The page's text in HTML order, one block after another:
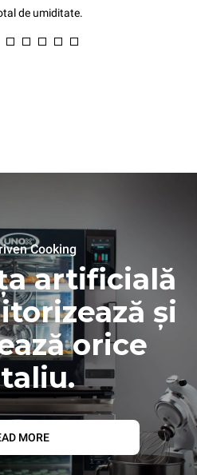
de umiditate.
Cooking
artificială
și
orice
MORE